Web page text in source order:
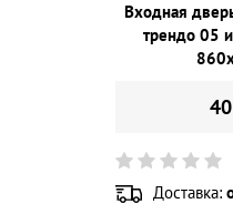
Входная
трендо 05
Доставка: